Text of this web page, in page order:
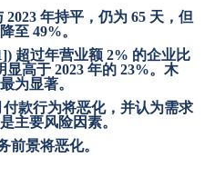
年持平，仍为 65 天，但
至 49%。
) 超过年营业额 2% 的企业比
高于 2023 年的 23%。木
为显著。
款行为将恶化，并认为需求
主要风险因素。
前景将恶化。